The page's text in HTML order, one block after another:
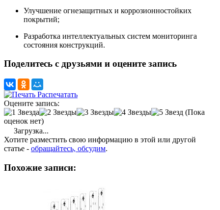
Улучшение огнезащитных и коррозионностойких
покрытий;
Разработка интеллектуальных систем мониторинга
состояния конструкций.
Поделитесь с друзьями и оцените запись
Распечатать
Оцените запись:
(Пока
оценок нет)
Загрузка...
Хотите разместить свою информацию в этой или другой
статье - обращайтесь, обсудим.
Похожие записи: